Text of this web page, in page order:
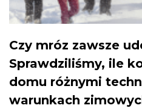
Czy mróz zawsze
Sprawdziliśmy, ile
domu różnymi
warunkach